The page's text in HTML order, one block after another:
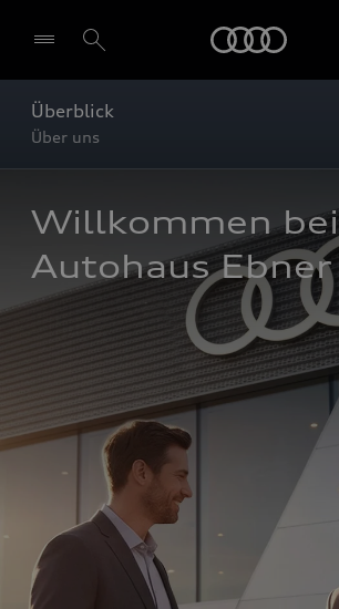
Überblick
Über uns
Willkommen bei